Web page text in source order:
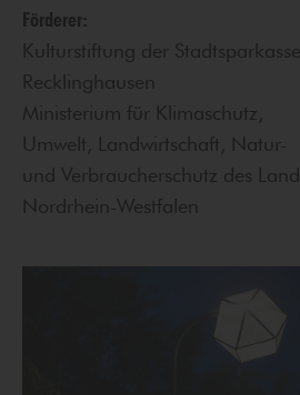
Förderer:
Kulturstiftung der Stadtsparkasse
Recklinghausen
Ministerium für Klimaschutz,
Umwelt, Landwirtschaft, Natur-
und Verbraucherschutz des
Nordrhein-Westfalen